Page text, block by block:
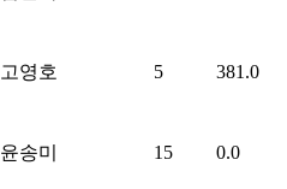
고영호 5 381.0
윤송미 15 0.0